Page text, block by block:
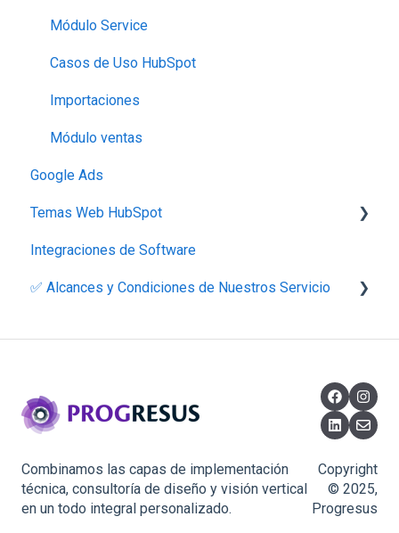
Módulo Service
Casos de Uso HubSpot
Importaciones
Módulo ventas
Google Ads
Temas Web HubSpot
Lite Theme
Integraciones de Software
✅ Alcances y Condiciones de Nuestros Servicio
Combinamos las capas de implementación
técnica, consultoría de diseño y visión vertical
en un todo integral personalizado.
Copyright
© 2025,
Progresus